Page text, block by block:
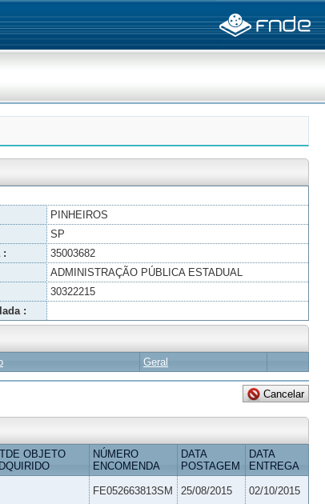
PINHEIROS
SP
:
35003682
ADMINISTRAÇÃO PÚBLICA ESTADUAL
30322215
:
Geral
OBJETO
NÚMERO
ENCOMENDA
DATA
POSTAGEM
DATA
ENTREGA
FE052663813SM 25/08/2015 02/10/2015